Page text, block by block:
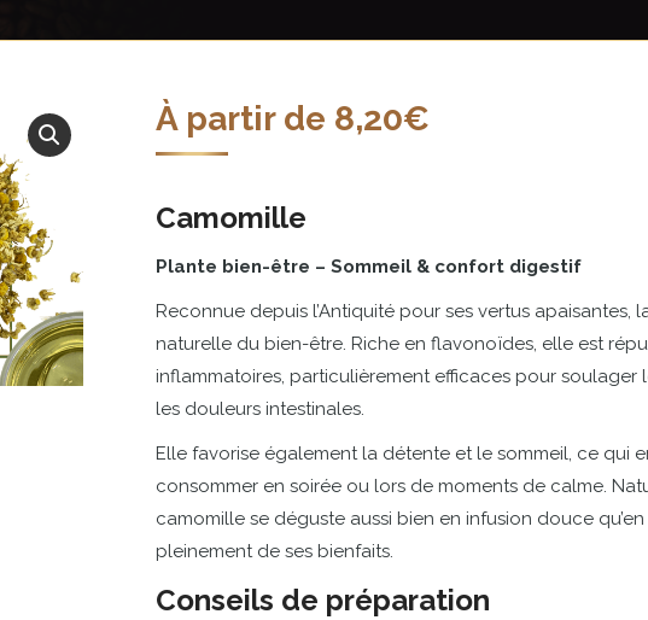
À partir de 8,20€
Camomille
Plante bien-être – Sommeil & confort digestif
Reconnue depuis l’Antiquité pour ses vertus apaisantes,
naturelle du bien-être. Riche en flavonoïdes, elle est
inflammatoires, particulièrement efficaces pour soulager
les douleurs intestinales.
Elle favorise également la détente et le sommeil, ce qui
consommer en soirée ou lors de moments de calme.
camomille se déguste aussi bien en infusion douce qu’en
pleinement de ses bienfaits.
Conseils de préparation